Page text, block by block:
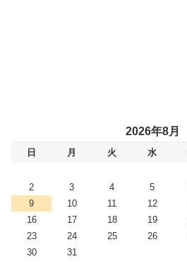
2026年8月
日 月 火 水
2
3 4 5
9
10 11 12
16
17 18 19
23
24 25 26
30
31